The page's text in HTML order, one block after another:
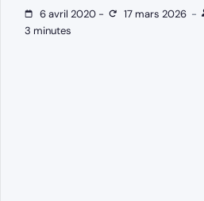
6 avril 2020 - 17 mars 2026 -
3 minutes